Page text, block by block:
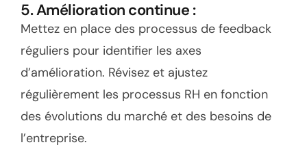
5. Amélioration continue :
Mettez en place des processus de feedback
réguliers pour identifier les axes
d’amélioration. Révisez et ajustez
régulièrement les processus RH en fonction
des évolutions du marché et des besoins de
l’entreprise.